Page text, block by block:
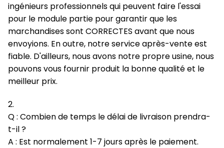
ingénieurs professionnels qui peuvent faire l'essai
pour le module partie pour garantir que les
marchandises sont CORRECTES avant que nous
envoyions. En outre, notre service après-vente est
fiable. D'ailleurs, nous avons notre propre usine, nous
pouvons vous fournir produit la bonne qualité et le
meilleur prix.
2.
Q : Combien de temps le délai de livraison prendra-
t-il ?
A : Est normalement 1-7 jours après le paiement.